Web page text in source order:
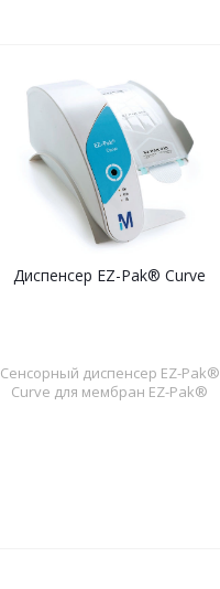
Диспенсер EZ-Pak® Curve
Сенсорный диспенсер EZ-Pak®
Curve для мембран EZ-Pak®